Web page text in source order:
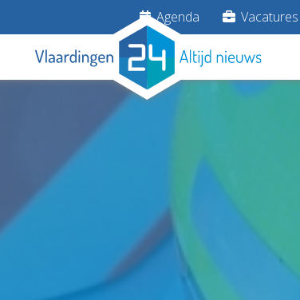
Agenda Vacatures